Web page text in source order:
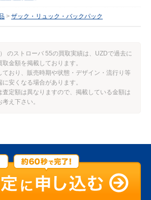
ザック・リュック・バックパック
のストローバ 55の買取実績は、UZDで過去に
金額を掲載しております。
ており、販売時期や状態・デザイン・流行り等
安くなる場合があります。
定額は異なりますので、掲載している金額は
え下さい。